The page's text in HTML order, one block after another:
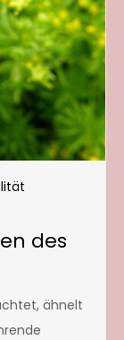
des
ähnelt